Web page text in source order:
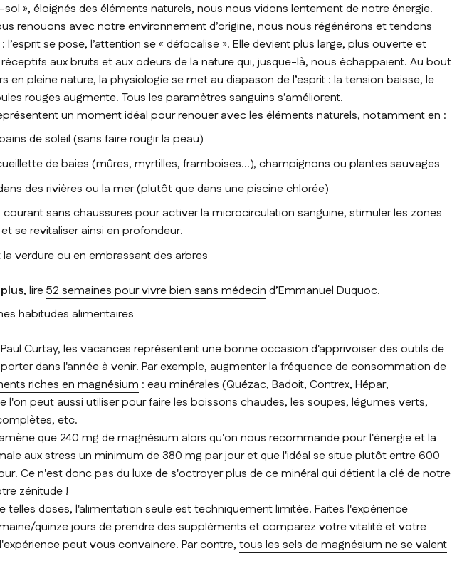
sol », éloignés des éléments naturels, nous nous vidons lentement de notre énergie.
renouons avec notre environnement d’origine, nous nous régénérons et tendons
l’esprit se pose, l’attention se « défocalise ». Elle devient plus large, plus ouverte et
aux bruits et aux odeurs de la nature qui, jusque-là, nous échappaient. Au bout
en pleine nature, la physiologie se met au diapason de l’esprit : la tension baisse, le
rouges augmente. Tous les paramètres sanguins s’améliorent.
un moment idéal pour renouer avec les éléments naturels, notamment en :
de soleil (sans faire rougir la peau)
de baies (mûres, myrtilles, framboises…), champignons ou plantes sauvages
des rivières ou la mer (plutôt que dans une piscine chlorée)
sans chaussures pour activer la microcirculation sanguine, stimuler les zones
se revitaliser ainsi en profondeur.
verdure ou en embrassant des arbres
, lire52 semaines pour vivre bien sans médecin d’Emmanuel Duquoc.
habitudes alimentaires
Curtay, les vacances représentent une bonne occasion d'apprivoiser des outils de
dans l'année à venir. Par exemple, augmenter la fréquence de consommation de
riches en magnésium : eau minérales (Quézac, Badoit, Contrex, Hépar,
l'on peut aussi utiliser pour faire les boissons chaudes, les soupes, légumes verts,
etc.
que 240 mg de magnésium alors qu'on nous recommande pour l'énergie et la
aux stress un minimum de 380 mg par jour et que l'idéal se situe plutôt entre 600
Ce n'est donc pas du luxe de s'octroyer plus de ce minéral qui détient la clé de notre
zénitude !
telles doses, l'alimentation seule est techniquement limitée. Faites l'expérience
quinze jours de prendre des suppléments et comparez votre vitalité et votre
peut vous convaincre. Par contre, tous les sels de magnésium ne se valent